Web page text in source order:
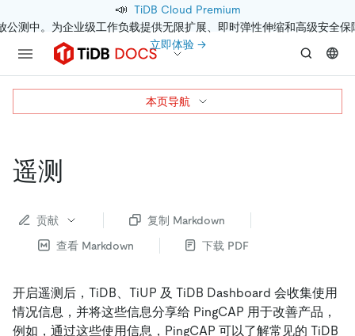
📣 TiDB Cloud Premium
公测中。为企业级工作负载提供无限扩展、即时弹性伸缩和高级安全保
立即体验 →
遥测
贡献
复制 Markdown
查看 Markdown
下载 PDF
开启遥测后，TiDB、TiUP 及 TiDB Dashboard 会收集使用
情况信息，并将这些信息分享给 PingCAP 用于改善产品，
例如，通过这些使用信息，PingCAP 可以了解常见的 TiDB
本页导航